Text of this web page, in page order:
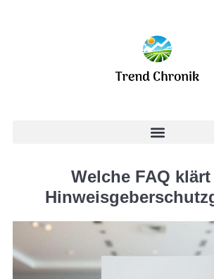
Welche FAQ